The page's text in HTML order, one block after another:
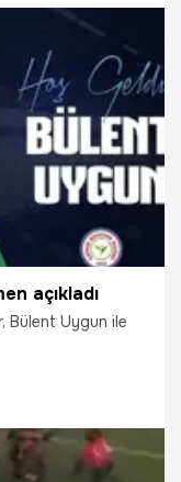
ise etiket
Kimi esnaf
yazmaya
açıkladı
Bülent Uygun ile